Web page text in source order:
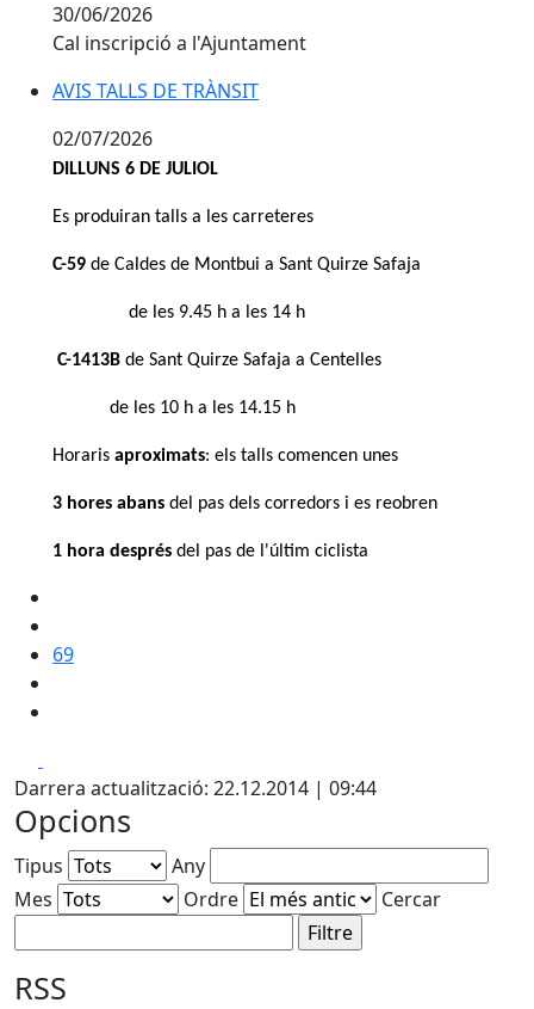
30/06/2026
Cal inscripció a l'Ajuntament
AVIS TALLS DE TRÀNSIT
AVIS TALLS DE TRÀNSIT
02/07/2026
DILLUNS 6 DE JULIOL
Es produiran talls a les carreteres
C-59 de Caldes de Montbui a Sant Quirze Safaja
de les 9.45 h a les 14 h
C-1413B de Sant Quirze Safaja a Centelles
de les 10 h a les 14.15 h
Horaris aproximats: els talls comencen unes
3 hores abans del pas dels corredors i es reobren
1 hora després del pas de l'últim ciclista
69
Darrera actualització: 22.12.2014 | 09:44
Opcions
Tipus
Any
Mes
Ordre Cercar
RSS